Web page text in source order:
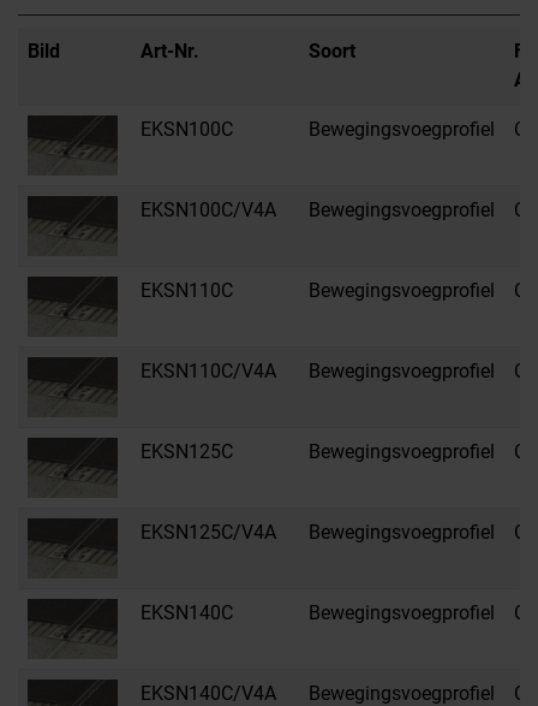
Bild Art-Nr. Soort
EKSN100C Bewegingsvoegprofiel C
EKSN100C/V4A Bewegingsvoegprofiel C
EKSN110C Bewegingsvoegprofiel C
EKSN110C/V4A Bewegingsvoegprofiel C
EKSN125C Bewegingsvoegprofiel C
EKSN125C/V4A Bewegingsvoegprofiel C
EKSN140C Bewegingsvoegprofiel C
EKSN140C/V4A Bewegingsvoegprofiel C